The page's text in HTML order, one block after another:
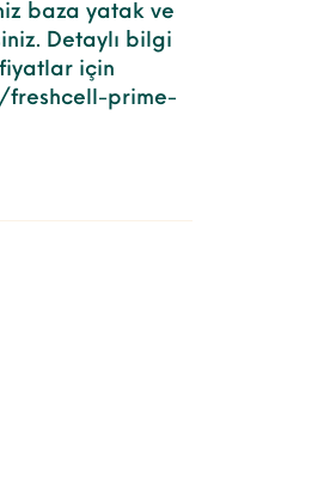
baza yatak ve
Detaylı bilgi
için
freshcell-prime-